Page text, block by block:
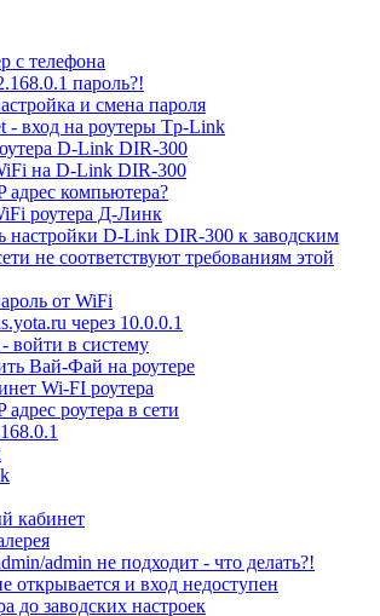
с телефона
пароль?!
и смена пароля
- вход на роутеры Tp-Link
D-Link DIR-300
на D-Link DIR-300
адрес компьютера?
роутера Д-Линк
настройки D-Link DIR-300 к заводским
не соответствуют требованиям этой
от WiFi
через 10.0.0.1
войти в систему
Вай-Фай на роутере
Wi-FI роутера
адрес роутера в сети
кабинет
admin не подходит - что делать?!
открывается и вход недоступен
до заводских настроек